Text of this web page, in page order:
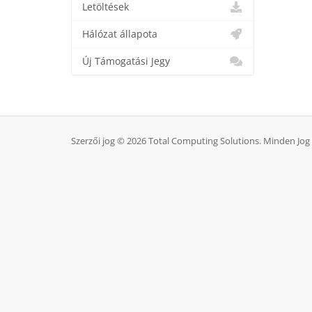
Letöltések
Hálózat állapota
Új Támogatási Jegy
Szerzői jog © 2026 Total Computing Solutions. Minden